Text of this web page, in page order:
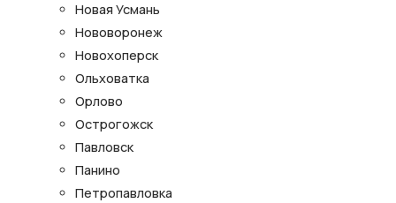
Новая Усмань
Нововоронеж
Новохоперск
Ольховатка
Орлово
Острогожск
Павловск
Панино
Петропавловка